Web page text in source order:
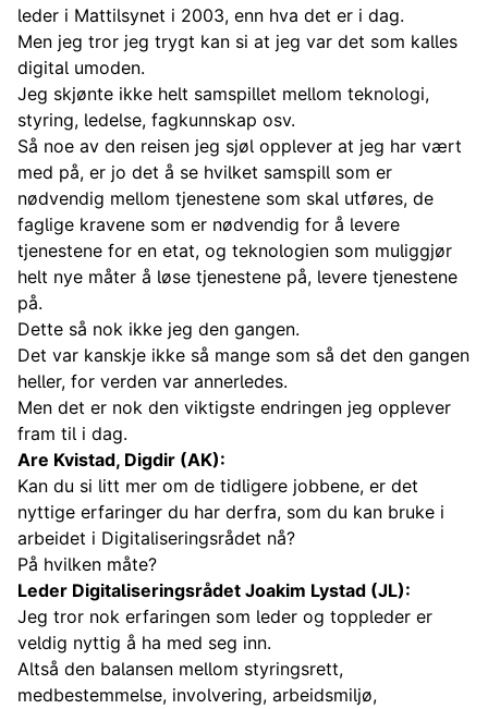
leder i Mattilsynet i 2003, enn hva det er i dag.
Men jeg tror jeg trygt kan si at jeg var det som kalles
digital umoden.
Jeg skjønte ikke helt samspillet mellom teknologi,
styring, ledelse, fagkunnskap osv.
Så noe av den reisen jeg sjøl opplever at jeg har vært
med på, er jo det å se hvilket samspill som er
nødvendig mellom tjenestene som skal utføres, de
faglige kravene som er nødvendig for å levere
tjenestene for en etat, og teknologien som muliggjør
helt nye måter å løse tjenestene på, levere tjenestene
på.
Dette så nok ikke jeg den gangen.
Det var kanskje ikke så mange som så det den gangen
heller, for verden var annerledes.
Men det er nok den viktigste endringen jeg opplever
fram til i dag.
Are Kvistad, Digdir (AK):
Kan du si litt mer om de tidligere jobbene, er det
nyttige erfaringer du har derfra, som du kan bruke i
arbeidet i Digitaliseringsrådet nå?
På hvilken måte?
Leder Digitaliseringsrådet Joakim Lystad (JL):
Jeg tror nok erfaringen som leder og toppleder er
veldig nyttig å ha med seg inn.
Altså den balansen mellom styringsrett,
medbestemmelse, involvering, arbeidsmiljø,